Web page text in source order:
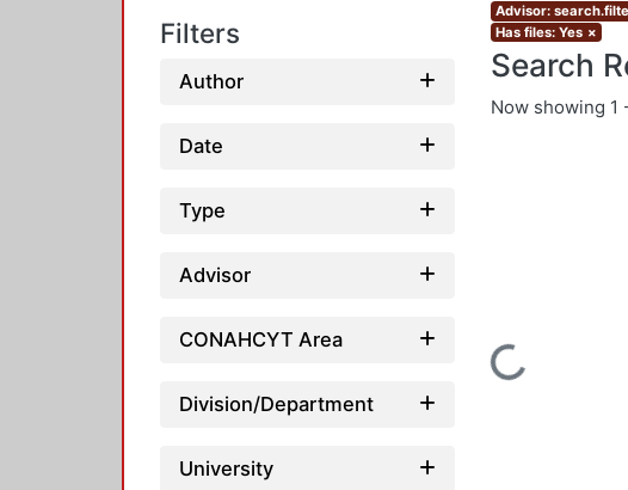
Filters
Author
Date
Type
Advisor
CONAHCYT Area
Division/Department
University
Advisor:
Has files: Yes ×
Search
Now showing 1
Loading...